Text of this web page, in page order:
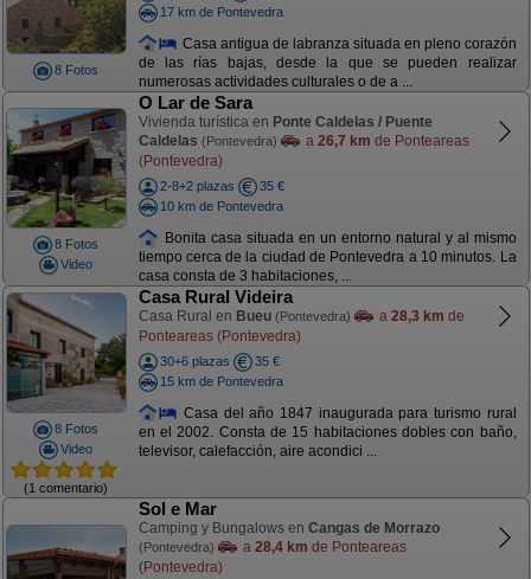
8 Fotos
17 km de Pontevedra
Casa antigua de labranza situada en pleno corazón
de las rías bajas, desde la que se pueden realizar
numerosas actividades culturales o de a ...
8 Fotos
Video
O Lar de Sara
Vivienda turística en Ponte Caldelas / Puente
Caldelas (Pontevedra) a 26,7 km de Ponteareas
(Pontevedra)
2-8+2 plazas
35 €
10 km de Pontevedra
Bonita casa situada en un entorno natural y al mismo
tiempo cerca de la ciudad de Pontevedra a 10 minutos. La
casa consta de 3 habitaciones, ...
8 Fotos
Video
(1 comentario)
Casa Rural Videira
Casa Rural en Bueu (Pontevedra) a 28,3 km de
Ponteareas (Pontevedra)
30+6 plazas
35 €
15 km de Pontevedra
Casa del año 1847 inaugurada para turismo rural
en el 2002. Consta de 15 habitaciones dobles con baño,
televisor, calefacción, aire acondici ...
Sol e Mar
Camping y Bungalows en Cangas de Morrazo
(Pontevedra) a 28,4 km de Ponteareas
(Pontevedra)